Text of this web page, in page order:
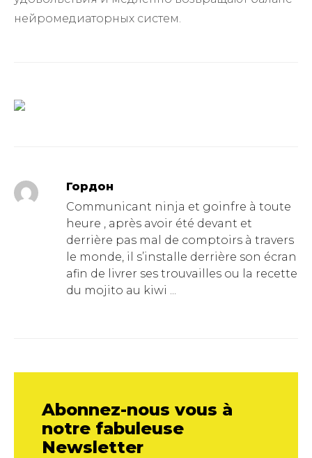
нейромедиаторных систем.
Гордон
Communicant ninja et goinfre à toute
heure , après avoir été devant et
derrière pas mal de comptoirs à travers
le monde, il s’installe derrière son écran
afin de livrer ses trouvailles ou la recette
du mojito au kiwi ...
Abonnez-nous vous à
notre fabuleuse
Newsletter